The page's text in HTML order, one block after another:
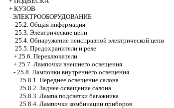
+ КУЗОВ
- ЭЛЕКТРООБОРУДОВАНИЕ
25.2. Общая информация
25.3. Электрические цепи
25.4. Обнаружение неисправной электрической цепи
25.5. Предохранители и реле
+ 25.6. Переключатели
+ 25.7. Лампочки внешнего освещения
- 25.8. Лампочки внутреннего освещения
25.8.1. Переднее освещение салона
25.8.2. Заднее освещение салона
25.8.3. Лампа подсветки багажника
25.8.4. Лампочки комбинации приборов